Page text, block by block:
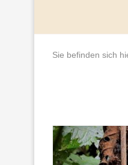
Sie befinden sich